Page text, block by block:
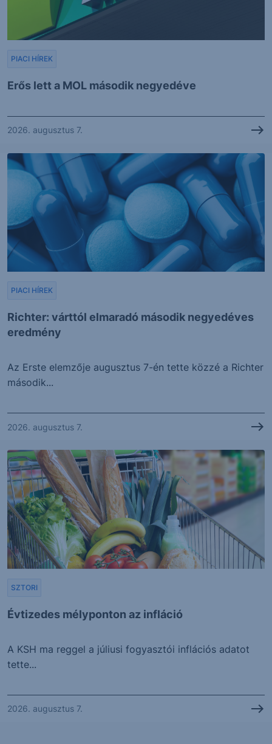
Erős lett a MOL második negyedéve
PIACI HÍREK
2026. augusztus 7.
Richter: várttól elmaradó második negyedéves
eredmény
PIACI HÍREK
Az Erste elemzője augusztus 7-én tette közzé a Richter
második...
2026. augusztus 7.
Évtizedes mélyponton az infláció
SZTORI
A KSH ma reggel a júliusi fogyasztói inflációs adatot
tette...
2026. augusztus 7.